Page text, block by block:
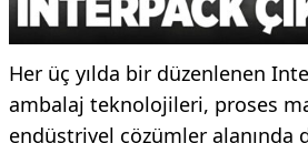
Her üç yılda bir düzenlenen
ambalaj teknolojileri, proses
endüstriyel çözümler alanında